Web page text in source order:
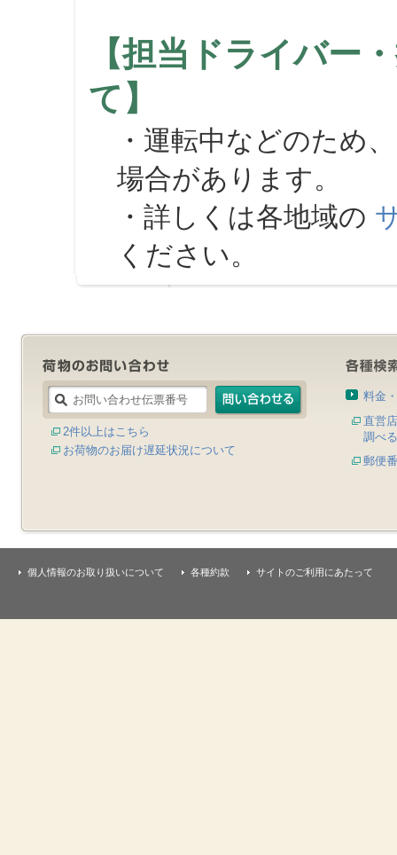
【担当ドライバー
て】
・運転中などのため
場合があります。
・詳しくは各地域の
ください。
2件以上はこちら
お荷物のお届け遅延状況について
料金
直営
調べる
郵便
個人情報のお取り扱いについて 各種約款 サイトのご利用にあたって